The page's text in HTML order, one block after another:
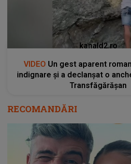
kanald2.ro
VIDEO Un gest aparent
indignare și a declanșat o
Transfăgărășan
RECOMANDĂRI